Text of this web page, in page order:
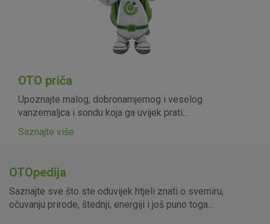
OTO priča
Upoznajte malog, dobronamjernog i veselog
vanzemaljca i sondu koja ga uvijek prati...
Saznajte više
OTOpedija
Saznajte sve što ste oduvijek htjeli znati o svemiru,
očuvanju prirode, štednji, energiji i još puno toga...